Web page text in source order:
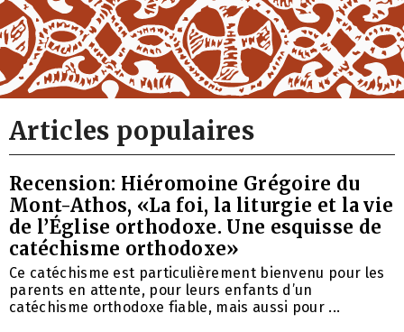
Articles populaires
Recension: Hiéromoine Grégoire du
Mont-Athos, «La foi, la liturgie et la vie
de l’Église orthodoxe. Une esquisse de
catéchisme orthodoxe»
Ce catéchisme est particulièrement bienvenu pour les
parents en attente, pour leurs enfants d’un
catéchisme orthodoxe fiable, mais aussi pour ...